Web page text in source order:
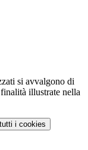
si avvalgono di
illustrate nella
i cookies